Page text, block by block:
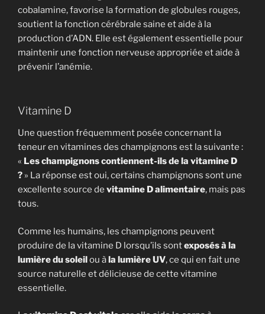
cobalamine, favorise la formation de globules rouges,
soutient la fonction cérébrale saine et aide à la
production d’ADN. Elle est également essentielle pour
maintenir une fonction nerveuse appropriée et aide à
prévenir l’anémie.
Vitamine D
Une question fréquemment posée concernant la
teneur en vitamines des champignons est la suivante :
« Les champignons contiennent-ils de la vitamine D
? » La réponse est oui, certains champignons sont une
excellente source de vitamine D alimentaire, mais pas
tous.
Comme les humains, les champignons peuvent
produire de la vitamine D lorsqu’ils sontexposés à la
lumière du soleilou àla lumière UV, ce qui en fait une
source naturelle et délicieuse de cette vitamine
essentielle.